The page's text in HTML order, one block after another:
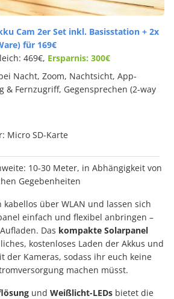
Cam 2er Set inkl. Basisstation + 2x
für 169€
469€, Ersparnis: 300€
Nacht, Zoom, Nachtsicht, App-
& Fernzugriff, Gegensprechen (2-way
Micro SD-Karte
10-30 Meter, in Abhängigkeit von
Gegebenheiten
kabellos über WLAN und lassen sich
einfach und flexibel anbringen –
Das kompakte Solarpanel
kostenloses Laden der Akkus und
der Kameras, sodass ihr euch keine
machen müsst.
und Weißlicht-LEDs bietet die